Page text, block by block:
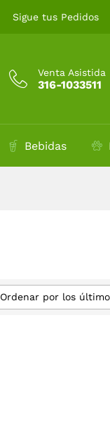
Sigue tus Pedidos
Venta Asistida
316-1033511
Bebidas
Ordenar por los